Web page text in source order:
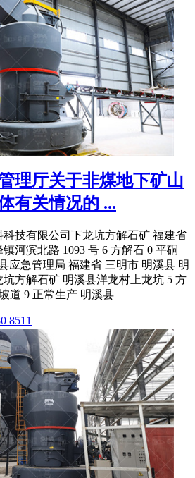
理厅关于非煤地下矿山
有关情况的 ...
技有限公司下龙坑方解石矿 福建省
河滨北路 1093 号 6 方解石 0 平硐
应急管理局 福建省 三明市 明溪县 明
方解石矿 明溪县洋龙村上龙坑 5 方
道 9 正常生产 明溪县
8511